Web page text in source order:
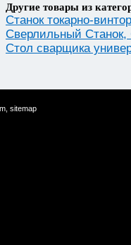
Другие товары из
Станок токарно-
Сверлильный Станок,
Стол сварщика
sitemap